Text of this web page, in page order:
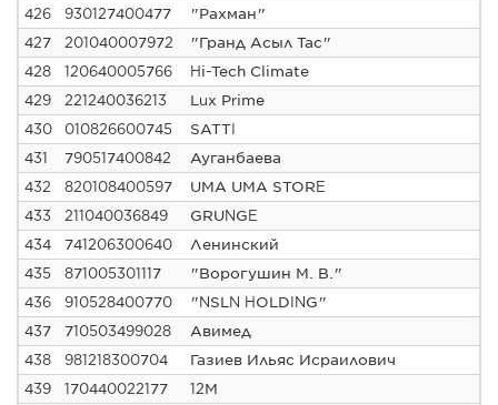
426
930127400477
"Рахман"
427
201040007972
"Гранд Асыл Тас"
428
120640005766
Hi-Tech Climate
429
221240036213
Lux Prime
430
010826600745
SATTI
431
790517400842
Ауганбаева
432
820108400597
UMA UMA STORE
433
211040036849
GRUNGE
434
741206300640
Ленинский
435
871005301117
"Ворогушин М. В."
436
910528400770
"NSLN HOLDING"
437
710503499028
Авимед
438
981218300704
Газиев Ильяс Исраилович
439
170440022177
12М